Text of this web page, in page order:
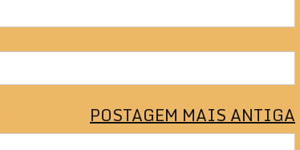
POSTAGEM MAIS ANTIGA